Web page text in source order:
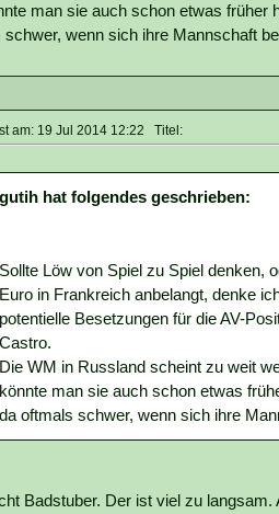
man sie auch schon etwas früher
schwer, wenn sich ihre Mannschaft
am: 19 Jul 2014 12:22 Titel:
gutih hat folgendes geschrieben:
Sollte Löw von Spiel zu Spiel denken,
Euro in Frankreich anbelangt, denke
potentielle Besetzungen für die AV-
Castro.
Die WM in Russland scheint zu weit
könnte man sie auch schon etwas
da oftmals schwer, wenn sich ihre
Badstuber. Der ist viel zu